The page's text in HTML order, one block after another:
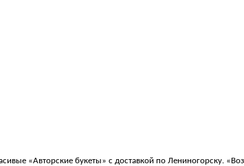
«Авторские букеты» с доставкой по Лениногорску.